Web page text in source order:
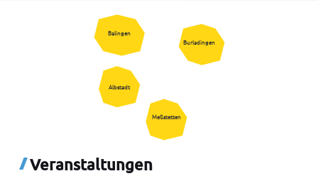
Albstadt
Balingen
Burladingen
Meßstetten
Veranstaltungen